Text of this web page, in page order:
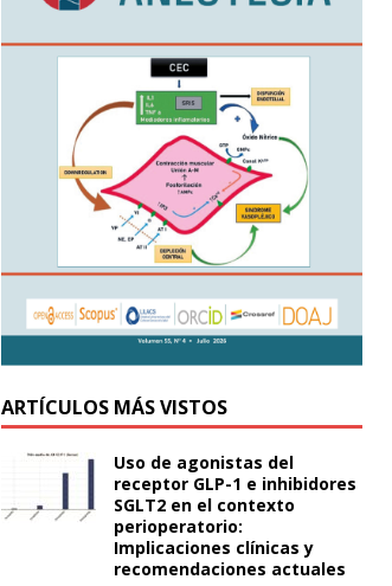
ARTÍCULOS MÁS VISTOS
Uso de agonistas del
receptor GLP-1 e inhibidores
SGLT2 en el contexto
perioperatorio:
Implicaciones clínicas y
recomendaciones actuales